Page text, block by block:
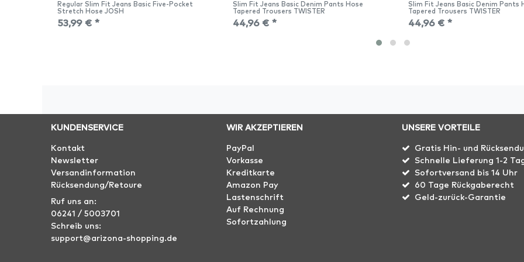
Regular Slim Fit Jeans Basic Five-Pocket
Stretch Hose JOSH
53,99 € *
Slim Fit Jeans Basic Denim Pants Hose
Tapered Trousers TWISTER
44,96 € *
Slim Fit Jeans Basic Denim Pants
Tapered Trousers TWISTER
44,96 € *
KUNDENSERVICE
Kontakt
Newsletter
Versandinformation
Rücksendung/Retoure
Ruf uns an:
06241 / 5003701
Schreib uns:
support@arizona-shopping.de
WIR AKZEPTIEREN
PayPal
Vorkasse
Kreditkarte
Amazon Pay
Lastenschrift
Auf Rechnung
Sofortzahlung
UNSERE VORTEILE
Gratis Hin- und
Schnelle Lieferung 1-2
Sofortversand bis 14 Uhr
60 Tage Rückgaberecht
Geld-zurück-Garantie